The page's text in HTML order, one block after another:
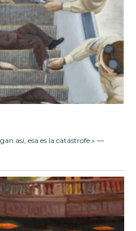
así, esa es la catástrofe.» —